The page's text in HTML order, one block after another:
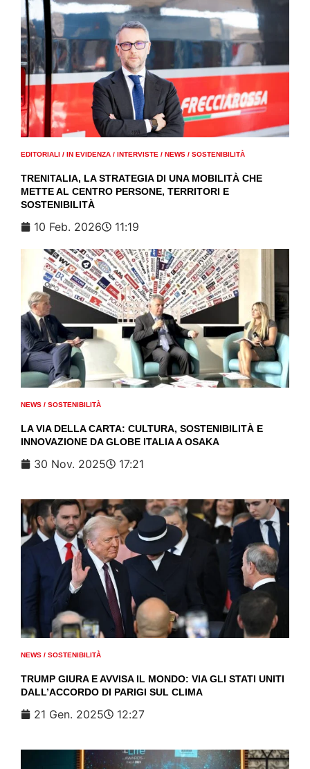
EDITORIALI / IN EVIDENZA / INTERVISTE / NEWS / SOSTENIBILITÀ
TRENITALIA, LA STRATEGIA DI UNA MOBILITÀ CHE
METTE AL CENTRO PERSONE, TERRITORI E
SOSTENIBILITÀ
10 Feb. 2026 11:19
NEWS / SOSTENIBILITÀ
LA VIA DELLA CARTA: CULTURA, SOSTENIBILITÀ E
INNOVAZIONE DA GLOBE ITALIA A OSAKA
30 Nov. 2025 17:21
NEWS / SOSTENIBILITÀ
TRUMP GIURA E AVVISA IL MONDO: VIA GLI STATI UNITI
DALL’ACCORDO DI PARIGI SUL CLIMA
21 Gen. 2025 12:27